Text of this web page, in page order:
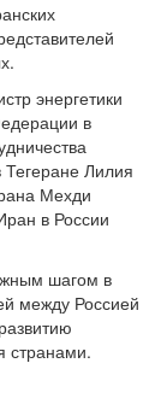
энергетики
в
Тегеране Лилия
Мехди
в России
шагом в
между Россией
странами.